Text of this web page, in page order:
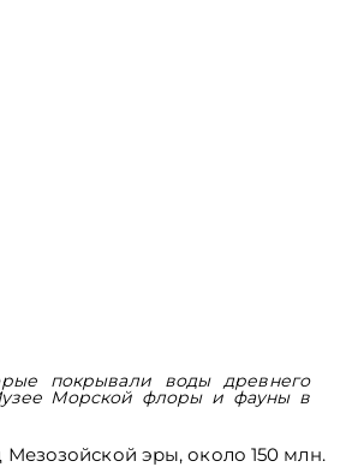
покрывали воды древнего
Морской флоры и фауны в
эры, около 150 млн.